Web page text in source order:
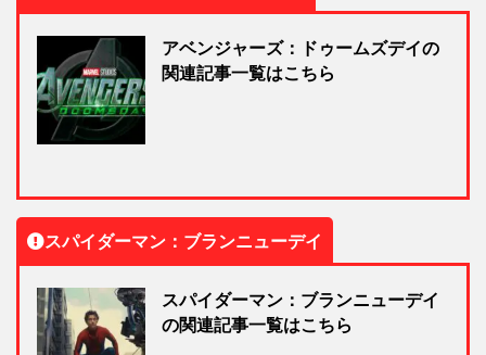
アベンジャーズ：ドゥームズデイの
関連記事一覧はこちら
スパイダーマン：ブランニューデイ
スパイダーマン：ブランニューデイ
の関連記事一覧はこちら